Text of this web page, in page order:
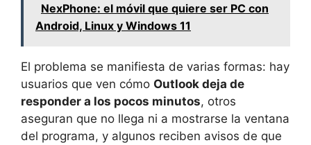
NexPhone: el móvil que quiere ser PC con
Android, Linux y Windows 11
El problema se manifiesta de varias formas: hay
usuarios que ven cómo Outlook deja de
responder a los pocos minutos, otros
aseguran que no llega ni a mostrarse la ventana
del programa, y algunos reciben avisos de que